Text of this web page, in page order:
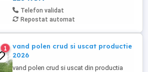
10 bucati
Telefon validat
Repostat automat
1
vand polen crud si uscat productie
2026
vand polen crud si uscat din productia